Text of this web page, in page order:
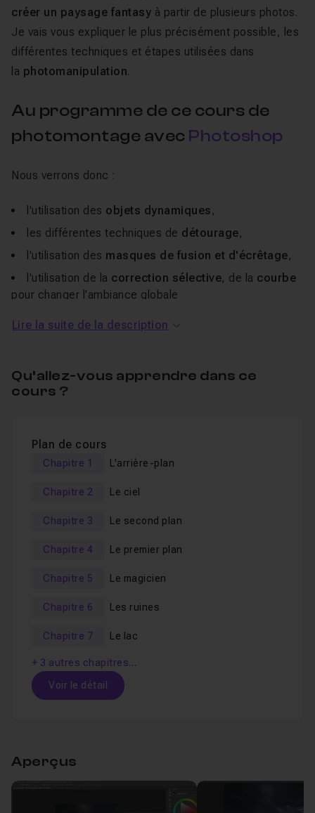
créer un paysage fantasy à partir de plusieurs photos.
Je vais vous expliquer le plus précisément possible, les
différentes techniques et étapes utilisées dans
la photomanipulation.
Au programme de ce cours de
photomontage avec Photoshop
Nous verrons donc :
l'utilisation des objets dynamiques ,
les différentes techniques de détourage,
l'utilisation des masques de fusion et d'écrêtage,
l'utilisation de la correction sélective, de la courbe
pour changer l'ambiance globale
et les outils les plus utilisés pour
harmoniser les lumières et la colorimétrie
crédible.
acquises pendant la formation.
Lire la suite de la description
Qu’allez-vous apprendre dans ce
cours ?
Plan de cours
Chapitre 1 L'arrière-plan
Chapitre 2 Le ciel
Chapitre 3 Le second plan
Chapitre 4 Le premier plan
Chapitre 5 Le magicien
Chapitre 6 Les ruines
Chapitre 7 Le lac
+ 3 autres chapitres…
Voir le détail
Aperçus